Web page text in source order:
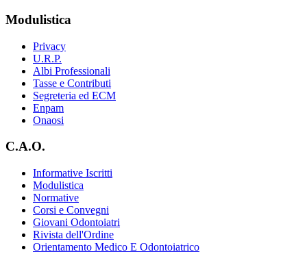
Modulistica
Privacy
U.R.P.
Albi Professionali
Tasse e Contributi
Segreteria ed ECM
Enpam
Onaosi
C.A.O.
Informative Iscritti
Modulistica
Normative
Corsi e Convegni
Giovani Odontoiatri
Rivista dell'Ordine
Orientamento Medico E Odontoiatrico